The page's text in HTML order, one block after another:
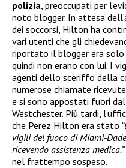
polizia , preoccupati per
noto blogger. In attesa
dei soccorsi, Hilton ha
vari utenti che gli
riportato il blogger era solo
quindi non erano con lui. I
agenti dello sceriffo della
numerose chiamate
e si sono appostati fuori
Westchester. Più tardi,
che Perez Hilton era stato
vigili del fuoco di Miami-Dade
ricevendo assistenza medica.”
nel frattempo sospeso.